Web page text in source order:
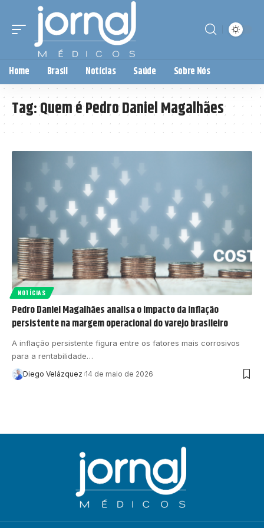
Home Brasil Notícias Saúde Sobre Nós
Tag:Quem é Pedro Daniel Magalhães
NOTÍCIAS
Pedro Daniel Magalhães analisa o impacto da inflação
persistente na margem operacional do varejo brasileiro
A inflação persistente figura entre os fatores mais corrosivos
para a rentabilidade…
Diego Velázquez 14 de maio de 2026